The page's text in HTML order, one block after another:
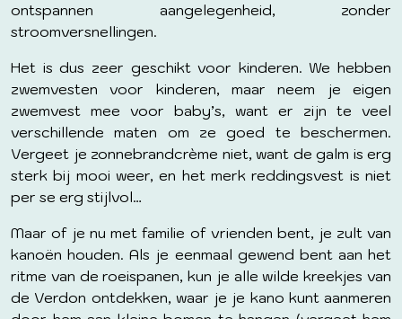
ontspannen aangelegenheid, zonder
stroomversnellingen.
Het is dus zeer geschikt voor kinderen. We hebben
zwemvesten voor kinderen, maar neem je eigen
zwemvest mee voor baby’s, want er zijn te veel
verschillende maten om ze goed te beschermen.
Vergeet je zonnebrandcrème niet, want de galm is erg
sterk bij mooi weer, en het merk reddingsvest is niet
per se erg stijlvol…
Maar of je nu met familie of vrienden bent, je zult van
kanoën houden. Als je eenmaal gewend bent aan het
ritme van de roeispanen, kun je alle wilde kreekjes van
de Verdon ontdekken, waar je je kano kunt aanmeren